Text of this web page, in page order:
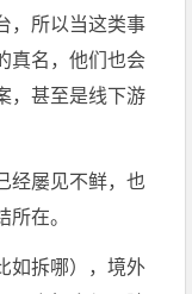
，所以当这类事
真名，他们也会
，甚至是线下游
经屡见不鲜，也
在。
如拆哪），境外